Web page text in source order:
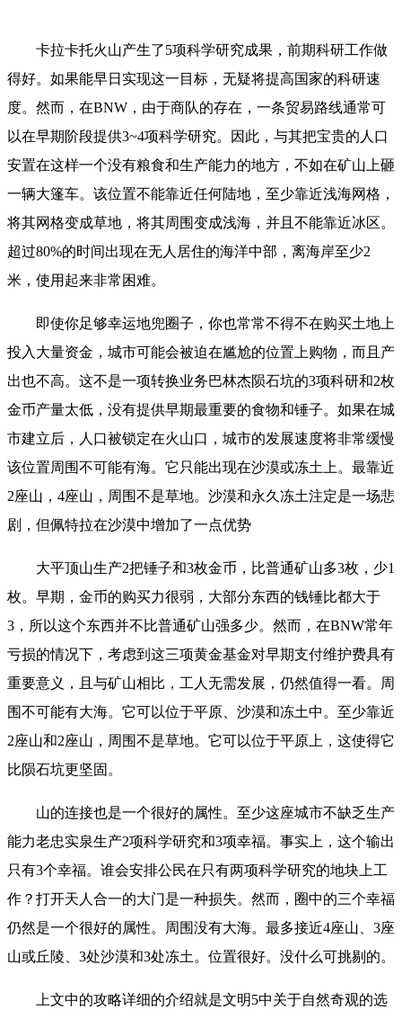
卡拉卡托火山产生了5项科学研究成果，前期科研工作做
得好。如果能早日实现这一目标，无疑将提高国家的科研速
度。然而，在BNW，由于商队的存在，一条贸易路线通常可
以在早期阶段提供3~4项科学研究。因此，与其把宝贵的人口
安置在这样一个没有粮食和生产能力的地方，不如在矿山上砸
一辆大篷车。该位置不能靠近任何陆地，至少靠近浅海网格，
将其网格变成草地，将其周围变成浅海，并且不能靠近冰区。
超过80%的时间出现在无人居住的海洋中部，离海岸至少2
米，使用起来非常困难。
即使你足够幸运地兜圈子，你也常常不得不在购买土地上
投入大量资金，城市可能会被迫在尴尬的位置上购物，而且产
出也不高。这不是一项转换业务巴林杰陨石坑的3项科研和2枚
金币产量太低，没有提供早期最重要的食物和锤子。如果在城
市建立后，人口被锁定在火山口，城市的发展速度将非常缓慢
该位置周围不可能有海。它只能出现在沙漠或冻土上。最靠近
2座山，4座山，周围不是草地。沙漠和永久冻土注定是一场悲
剧，但佩特拉在沙漠中增加了一点优势
大平顶山生产2把锤子和3枚金币，比普通矿山多3枚，少1
枚。早期，金币的购买力很弱，大部分东西的钱锤比都大于
3，所以这个东西并不比普通矿山强多少。然而，在BNW常年
亏损的情况下，考虑到这三项黄金基金对早期支付维护费具有
重要意义，且与矿山相比，工人无需发展，仍然值得一看。周
围不可能有大海。它可以位于平原、沙漠和冻土中。至少靠近
2座山和2座山，周围不是草地。它可以位于平原上，这使得它
比陨石坑更坚固。
山的连接也是一个很好的属性。至少这座城市不缺乏生产
能力老忠实泉生产2项科学研究和3项幸福。事实上，这个输出
只有3个幸福。谁会安排公民在只有两项科学研究的地块上工
作？打开天人合一的大门是一种损失。然而，圈中的三个幸福
仍然是一个很好的属性。周围没有大海。最多接近4座山、3座
山或丘陵、3处沙漠和3处冻土。位置很好。没什么可挑剔的。
上文中的攻略详细的介绍就是文明5中关于自然奇观的选